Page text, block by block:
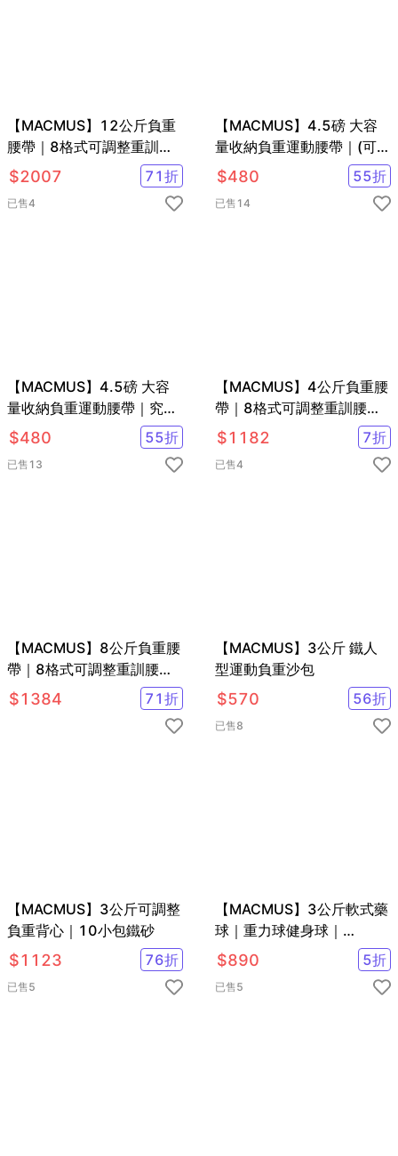
【MACMUS】12公斤負重
腰帶｜8格式可調整重訓腰
帶｜強化核心肌群鍛鍊腰部
肌肉
$2007 71 折
已售4
【MACMUS】4.5磅 大容
量收納負重運動腰帶｜(可選
色)
$480 55折
已售 14
【MACMUS】4.5磅 大容
量收納負重運動腰帶｜究極
灰
$480 55折
已售 13
【MACMUS】4公斤負重腰
帶｜8格式可調整重訓腰帶
｜強化核心肌群鍛鍊腰部肌
肉
$1182 7折
已售4
【MACMUS】8公斤負重腰
帶｜8格式可調整重訓腰帶
｜強化核心肌群鍛鍊腰部肌
肉
$1384 71 折
【MACMUS】3公斤 鐵人
型運動負重沙包
$570 56折
已售8
【MACMUS】3公斤可調整
負重背心｜10小包鐵砂
$1123 76折
已售5
【MACMUS】3公斤軟式藥
球｜重力球健身球｜
Medicine Ball
$890 5折
已售5